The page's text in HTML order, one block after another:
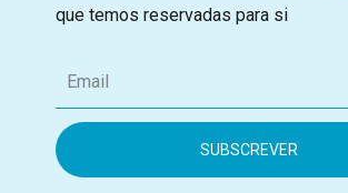
que temos reservadas para si
m
i